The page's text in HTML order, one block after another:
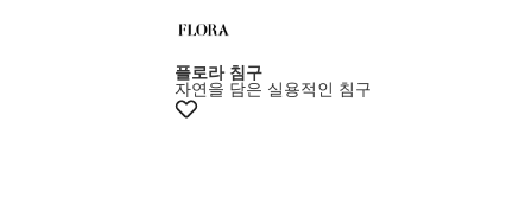
+5% 쿠폰
플로라 침구
자연을 담은 실용적인 침구